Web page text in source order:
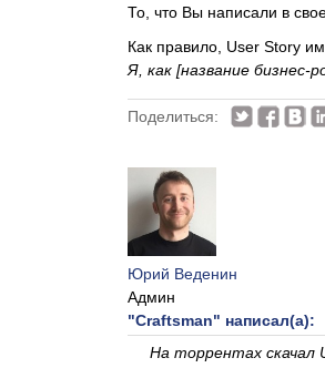
То, что Вы написали в
Как правило, User Storу
Я, как [название
Поделиться:
Юрий Веденин
Админ
"Craftsman" написал(а):
На торрентах скачал